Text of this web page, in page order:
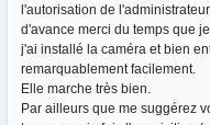
l'autorisation de
d'avance merci du temps que
j'ai installé la caméra et bien
remarquablement facilement.
Elle marche très bien.
Par ailleurs que me suggérez